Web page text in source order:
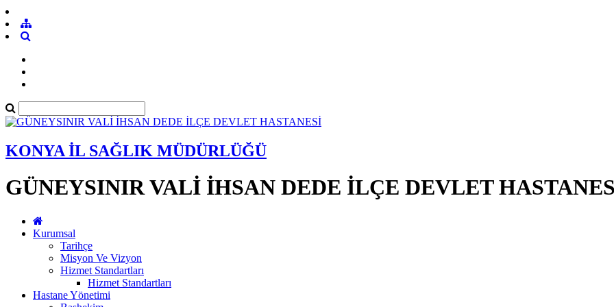
KONYA İL SAĞLIK MÜDÜRLÜĞÜ
GÜNEYSINIR VALİ İHSAN DEDE İLÇE DEVLET
Kurumsal
Tarihçe
Misyon Ve Vizyon
Hizmet Standartları
Hizmet Standartları
Hastane Yönetimi